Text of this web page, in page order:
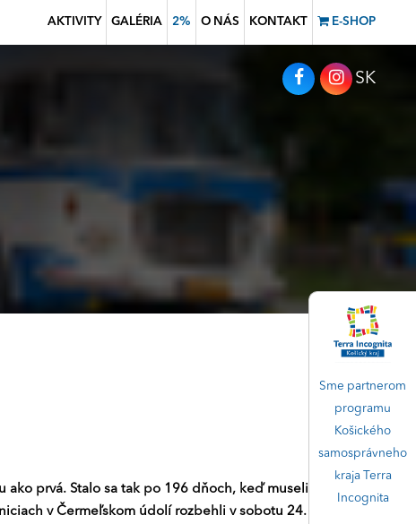
Sme partnerom
programu
Košického
samosprávneho
kraja Terra
Incognita
AKTIVITY GALÉRIA 2% O NÁS KONTAKT E-SHOP
SK
ako prvá. Stalo sa tak po 196 dňoch, keď museli
v Čermeľskom údolí rozbehli v sobotu 24.